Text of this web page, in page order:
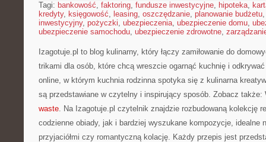
Tagi: bankowość, faktoring, fundusze inwestycyjne, hipoteka,
kredyty, księgowość, leasing, oszczędzanie, planowanie budżetu
inwestycyjny, pożyczki, ubezpieczenia, ubezpieczenie domu,
ubezpieczenie samochodu, ubezpieczenie zdrowotne,
Izagotuje.pl to blog kulinarny, który łączy zamiłowanie do
trikami dla osób, które chcą wreszcie ogarnąć kuchnię i
online, w którym kuchnia rodzinna spotyka się z kulinarna
są przedstawiane w czytelny i inspirujący sposób. Zobacz
waste. Na Izagotuje.pl czytelnik znajdzie rozbudowaną kolekcję
codzienne obiady, jak i bardziej wyszukane kompozycje, idealne
przyjaciółmi czy romantyczną kolację. Każdy przepis jest